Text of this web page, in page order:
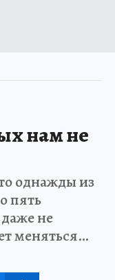
нам не
однажды из
пять
не
меняться…